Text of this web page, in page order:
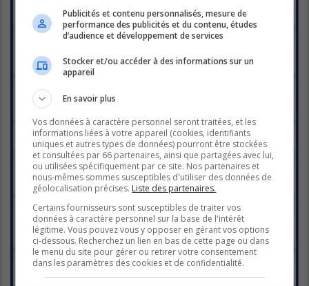
Réponses :496 1 … 22
Sondage Qui voulez-vous comme gagnant de la
Dernier message parClaudel «lun. avr. 04, 2016 6:54 pm
Réponses :6
Dernier message par
pm
Comment voter à La Voix
Dernier message parxilef«sam. mars 26, 2016 9:00 pm
La Voix et la guitare
Dernier message parxilef «ven. mars 25, 2016 5:44 pm
Réponses :31
La Voix 2016 - Chants de bataille, dimanche 13
mars
Dernier message par Annouk« lun. mars 14, 2016 7:53 pm
Réponses : 457 1 … 20 21 22
Assister aux Directs
Dernier message par xilef « lun. mars 14, 2016 5:23 pm
Réponses :1
Publicités et contenu personnalisés, mesure de
performance des publicités et du contenu, études
d’audience et développement de services
Stocker et/ou accéder à des informations sur un
appareil
En savoir plus
Vos données à caractère personnel seront traitées, et les
informations liées à votre appareil (cookies, identifiants
uniques et autres types de données) pourront être stockées
et consultées par 66 partenaires, ainsi que partagées avec lui,
ou utilisées spécifiquement par ce site. Nos partenaires et
nous-mêmes sommes susceptibles d'utiliser des données de
géolocalisation précises. Liste des partenaires.
Certains fournisseurs sont susceptibles de traiter vos
données à caractère personnel sur la base de l'intérêt
légitime. Vous pouvez vous y opposer en gérant vos options
ci-dessous. Recherchez un lien en bas de cette page ou dans
le menu du site pour gérer ou retirer votre consentement
dans les paramètres des cookies et de confidentialité.